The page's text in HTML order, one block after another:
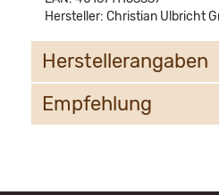
Hersteller: Christian Ulbricht
Herstellerangaben
Christian Ulbricht GmbH & Co.
Empfehlung